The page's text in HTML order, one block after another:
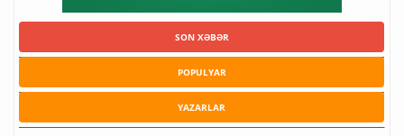
SON XƏBƏR
POPULYAR
YAZARLAR